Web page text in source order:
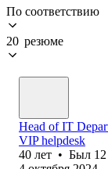
По соответствию
20 резюме
Head of IT
VIP helpdesk
40 лет • Был